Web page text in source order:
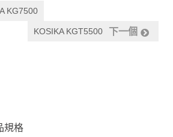
KG7500
KOSIKA KGT5500 下一個
規格